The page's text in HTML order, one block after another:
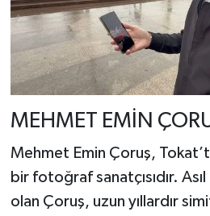
MEHMET EMİN
Mehmet Emin Çoruş,
bir fotoğraf sanatçısıdır. Asıl
olan Çoruş, uzun yıllardır